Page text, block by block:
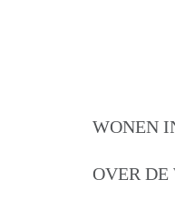
WONEN
OVER